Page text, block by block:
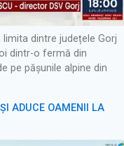
dintre județele Gorj
dintr-o fermă din
pe pășunile alpine din
ADUCE OAMENII LA